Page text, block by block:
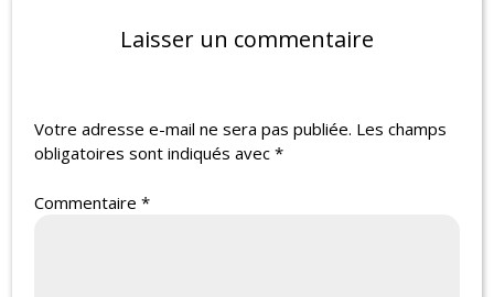
Laisser un commentaire
Votre adresse e-mail ne sera pas publiée. Les champs
obligatoires sont indiqués avec*
Commentaire*